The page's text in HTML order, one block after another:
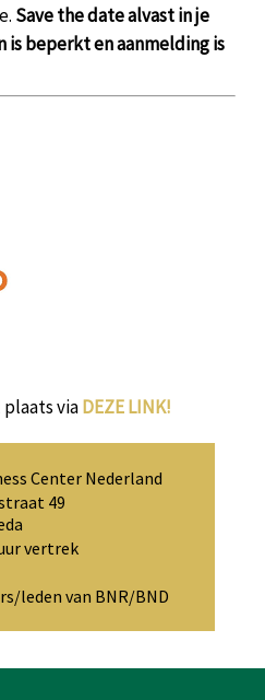
Save the date alvast in je
is beperkt en aanmelding is
plaats viaDEZE LINK!
Center Nederland
49
vertrek
leden van BNR/BND